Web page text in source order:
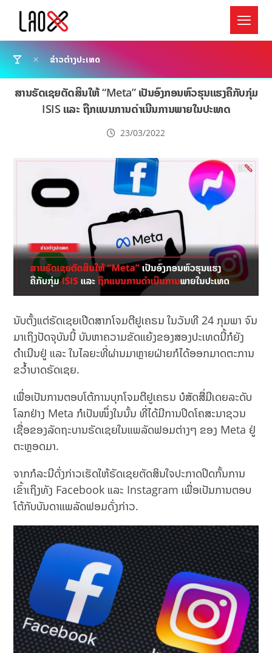
ຂ່າວຕ່າງປະເທດ
ສານຣັດເຊຍຕັດສິນໃຫ້ “Meta” ເປັນອົງກອນຫົວຮຸນແຮງຄືກັບກຸ່ມ
ISIS ແລະ ຖືກແບນການດຳເນີນການພາຍໃນປະເທດ
23/03/2022
ນັບຕັ້ງແຕ່ຣັດເຊຍເປີດສາກໂຈມຕີຢູເຄຣນ ໃນວັນທີ 24 ກຸມພາ ຈົນ
ມາເຖິງປັດຈຸບັນນີ້ ບັນຫາຄວາມຂັດແຍ້ງຂອງສອງປະເທດນີ້ກໍຍັງ
ດຳເນີນຢູ່ ແລະ ໃນໄລຍະທີ່ຜ່ານມາຫຼາຍຝ່າຍກໍໄດ້ອອກມາດຕະການ
ຂວ້ຳບາດຣັດເຊຍ.
ເພື່ອເປັນການຕອບໂຕ້ການບຸກໂຈມຕີຢູເຄຣນ ບໍສັດສື່ມີເດຍລະດັບ
ໂລກຢ່າງ Meta ກໍເປັນໜຶ່ງໃນນັ້ນ ທີ່ໄດ້ມີການປິດໂຄສະນາຊວນ
ເຊື່ອຂອງລັດຖະບານຣັດເຊຍໃນແພລັດຟອມຕ່າງໆ ຂອງ Meta ຢູ່
ຕະຫຼອດມາ.
ຈາກກໍລະນີດັ່ງກ່າວເຮັດໃຫ້ຣັດເຊຍຕັດສິນໃຈປະກາດປິດກັ້ນການ
ເຂົ້າເຖິງທັງ Facebook ແລະ Instagram ເພື່ອເປັນການຕອບ
ໂຕ້ກັບບັນດາແພລັດຟອມດັ່ງກ່າວ.